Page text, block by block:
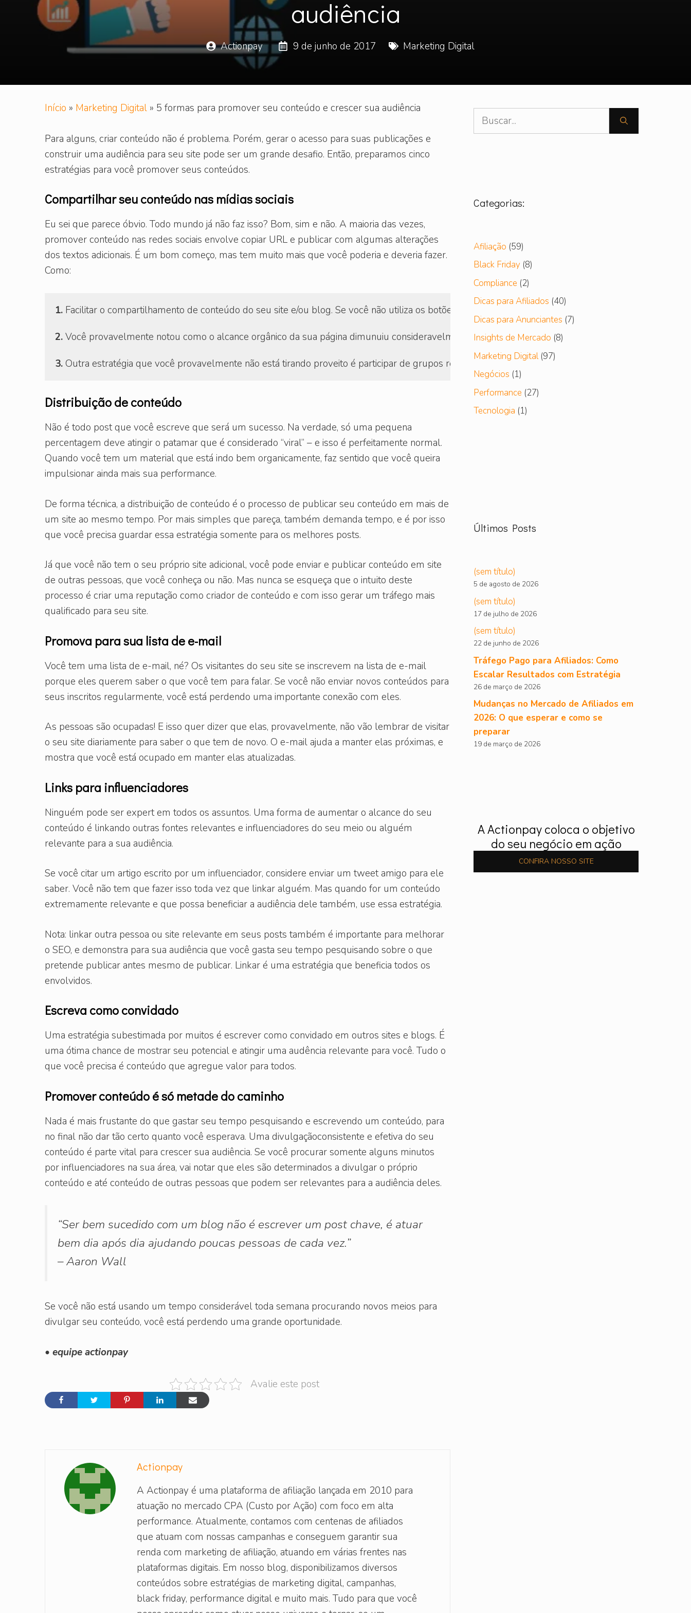
audiência
Actionpay 9 de junho de 2017 Marketing Digital
Início » Marketing Digital » 5 formas para promover seu conteúdo e crescer sua audiência
Para alguns, criar conteúdo não é problema. Porém, gerar o acesso para suas publicações e
construir uma audiência para seu site pode ser um grande desafio. Então, preparamos cinco
estratégias para você promover seus conteúdos.
Compartilhar seu conteúdo nas mídias sociais
Eu sei que parece óbvio. Todo mundo já não faz isso? Bom, sim e não. A maioria das vezes,
promover conteúdo nas redes sociais envolve copiar URL e publicar com algumas alterações
dos textos adicionais. É um bom começo, mas tem muito mais que você poderia e deveria fazer.
Como:
1. Facilitar o compartilhamento de conteúdo do seu site e/ou blog. Se você não utiliza os botões de compartilhamento direto para as redes sociais,
2. Você provavelmente notou como o alcance orgânico da sua página dimunuiu consideravelmente nos últimos anos. Para combater esta queda,
3. Outra estratégia que você provavelmente não está tirando proveito é participar de grupos relacionados ao seu conteúdo. O Facebook está
Distribuição de conteúdo
Não é todo post que você escreve que será um sucesso. Na verdade, só uma pequena
percentagem deve atingir o patamar que é considerado “viral” – e isso é perfeitamente normal.
Quando você tem um material que está indo bem organicamente, faz sentido que você queira
impulsionar ainda mais sua performance.
De forma técnica, a distribuição de conteúdo é o processo de publicar seu conteúdo em mais de
um site ao mesmo tempo. Por mais simples que pareça, também demanda tempo, e é por isso
que você precisa guardar essa estratégia somente para os melhores posts.
Já que você não tem o seu próprio site adicional, você pode enviar e publicar conteúdo em site
de outras pessoas, que você conheça ou não. Mas nunca se esqueça que o intuito deste
processo é criar uma reputação como criador de conteúdo e com isso gerar um tráfego mais
qualificado para seu site.
Promova para sua lista de e-mail
Você tem uma lista de e-mail, né? Os visitantes do seu site se inscrevem na lista de e-mail
porque eles querem saber o que você tem para falar. Se você não enviar novos conteúdos para
seus inscritos regularmente, você está perdendo uma importante conexão com eles.
As pessoas são ocupadas! E isso quer dizer que elas, provavelmente, não vão lembrar de visitar
o seu site diariamente para saber o que tem de novo. O e-mail ajuda a manter elas próximas, e
mostra que você está ocupado em manter elas atualizadas.
Links para influenciadores
Ninguém pode ser expert em todos os assuntos. Uma forma de aumentar o alcance do seu
conteúdo é linkando outras fontes relevantes e influenciadores do seu meio ou alguém
relevante para a sua audiência.
Se você citar um artigo escrito por um influenciador, considere enviar um tweet amigo para ele
saber. Você não tem que fazer isso toda vez que linkar alguém. Mas quando for um conteúdo
extremamente relevante e que possa beneficiar a audiência dele também, use essa estratégia.
Nota: linkar outra pessoa ou site relevante em seus posts também é importante para melhorar
o SEO, e demonstra para sua audiência que você gasta seu tempo pesquisando sobre o que
pretende publicar antes mesmo de publicar. Linkar é uma estratégia que beneficia todos os
envolvidos.
Escreva como convidado
Uma estratégia subestimada por muitos é escrever como convidado em outros sites e blogs. É
uma ótima chance de mostrar seu potencial e atingir uma audência relevante para você. Tudo o
que você precisa é conteúdo que agregue valor para todos.
Promover conteúdo é só metade do caminho
Nada é mais frustante do que gastar seu tempo pesquisando e escrevendo um conteúdo, para
no final não dar tão certo quanto você esperava. Uma divulgaçãoconsistente e efetiva do seu
conteúdo é parte vital para crescer sua audiência. Se você procurar somente alguns minutos
por influenciadores na sua área, vai notar que eles são determinados a divulgar o próprio
conteúdo e até conteúdo de outras pessoas que podem ser relevantes para a audiência deles.
“Ser bem sucedido com um blog não é escrever um post chave, é atuar
bem dia após dia ajudando poucas pessoas de cada vez.”
– Aaron Wall
Se você não está usando um tempo considerável toda semana procurando novos meios para
divulgar seu conteúdo, você está perdendo uma grande oportunidade.
• equipe actionpay
Avalie este post
Actionpay
A Actionpay é uma plataforma de afiliação lançada em 2010 para
atuação no mercado CPA (Custo por Ação) com foco em alta
performance. Atualmente, contamos com centenas de afiliados
que atuam com nossas campanhas e conseguem garantir sua
renda com marketing de afiliação, atuando em várias frentes nas
plataformas digitais. Em nosso blog, disponibilizamos diversos
conteúdos sobre estratégias de marketing digital, campanhas,
black friday, performance digital e muito mais. Tudo para que você
Pesquisar
Categorias:
Afiliação (59)
Black Friday (8)
Compliance (2)
Dicas para Afiliados (40)
Dicas para Anunciantes (7)
Insights de Mercado (8)
Marketing Digital(97)
Negócios (1)
Performance (27)
Tecnologia (1)
Últimos Posts
(sem título)
5 de agosto de 2026
(sem título)
17 de julho de 2026
(sem título)
22 de junho de 2026
Tráfego Pago para Afiliados: Como
Escalar Resultados com Estratégia
26 de março de 2026
Mudanças no Mercado de Afiliados em
2026: O que esperar e como se
preparar
19 de março de 2026
A Actionpay coloca o objetivo
do seu negócio em ação
CONFIRA NOSSO SITE